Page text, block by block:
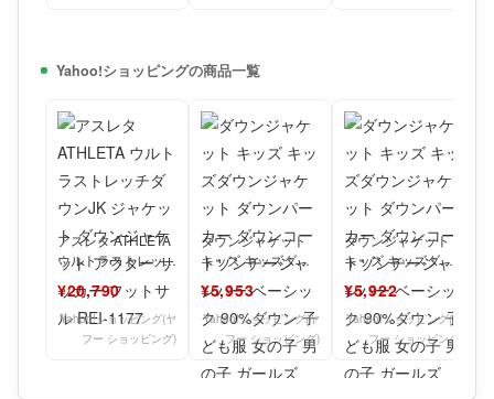
Yahoo!ショッピングの商品一覧
アスレタ ATHLETA
ウルトラストレッチ
ト ダウンジャケ
¥20,790
Yahoo!ショッピング(ヤ
フー ショッピング)
ダウンジャケット
キッズ キッズダウ
ンパーカー ダウン
コートゾ
¥5,953
Yahoo!ショッピング(ヤ
フー ショッピング)
ダウンジャケット
キッズ キッズダウ
ンパーカー ダウン
コートゾ
¥5,922
Yahoo!ショッピング(ヤ
フー ショッピング)